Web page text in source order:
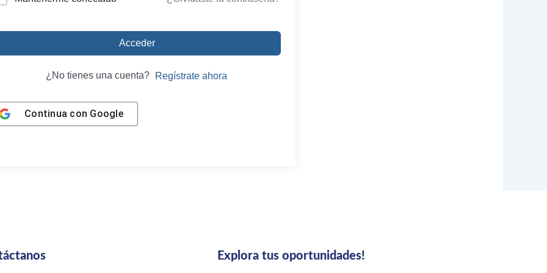
Acceder
¿No tienes una cuenta? Regístrate ahora
Continua con Google
Explora tus oportunidades!